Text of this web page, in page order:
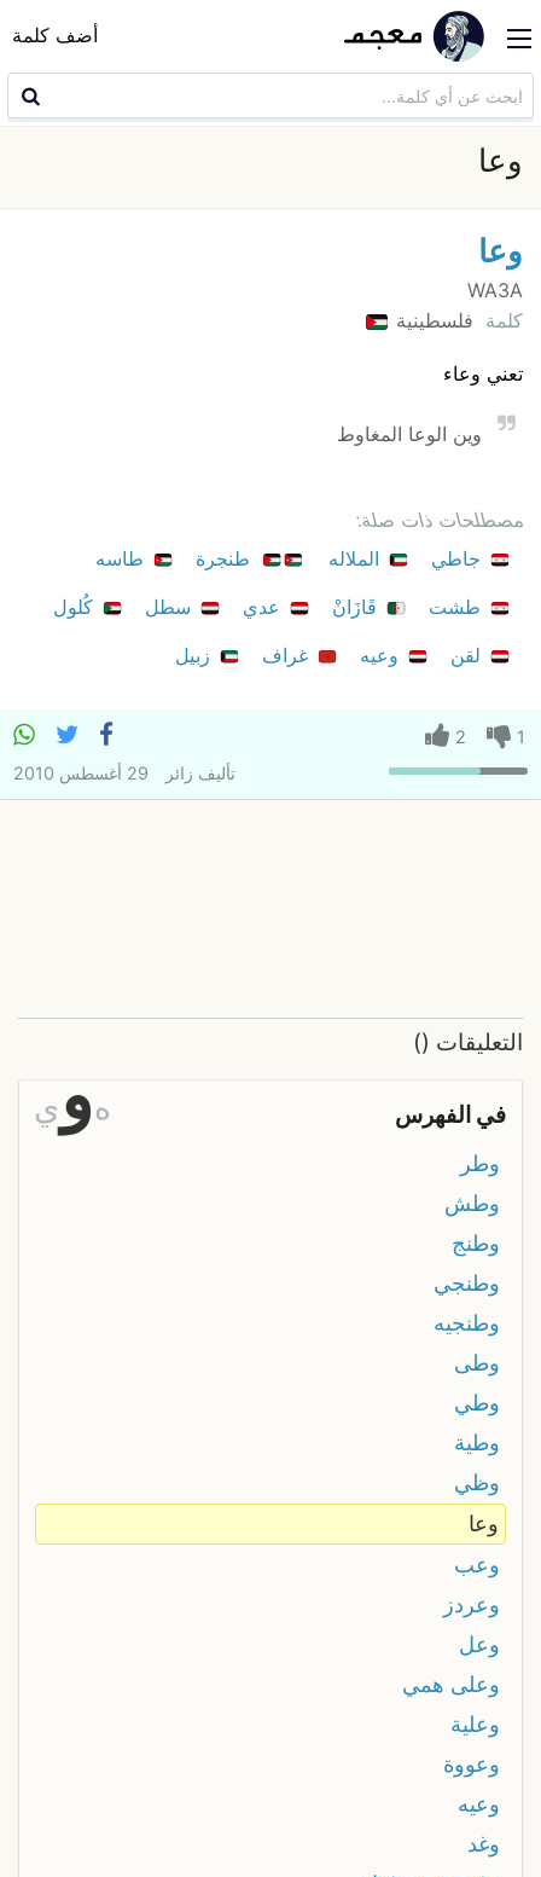
أضف كلمة
وعا
وعا
WA3A
كلمة فلسطينية
تعني وعاء
وين الوعا المغاوط
مصطلحات ذات صلة:
جاطي
الملاله طنجرة
طاسه
طشت
قَازَانْ عدي سطل
كُلول
لقن
وعيه غراف زبيل
1
2
تأليف زائر 29 أغسطس 2010
التعليقات (
)
في الفهرس هو ي
وطر
وطش
وطنج
وطنجي
وطنجيه
وطى
وطي
وطية
وظي
وعا
وعب
وعردز
وعل
وعلى همي
وعلية
وعووة
وعيه
وغد